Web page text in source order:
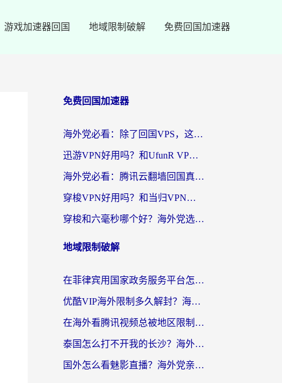
游戏加速器回国 地域限制破解 免费回国加速器
免费回国加速器
海外党必看：除了回国VPS，这样选加速器也能无缝刷国内资源？
迅游VPN好用吗？和UfunR VPN对比哪个回国效果更好？海外党亲测避坑指南
海外党必看：腾讯云翻墙回国真的好用吗？+ 3步选对回国加速器指南
穿梭VPN好用吗？和当归VPN对比哪个回国效果更好？海外党亲测实用指南
穿梭和六毫秒哪个好？海外党选回国加速器的避坑指南，附番茄加速器实测
地域限制破解
在菲律宾用国家政务服务平台怎么把定位修改到中国国内？3步解决+海外看剧听歌全攻略
优酷VIP海外限制多久解封？海外党必看的跨区难题一站式解决指南
在海外看腾讯视频总被地区限制？选对回国加速器，还能解决泰国政务网和蜻蜓FM卡顿问题
泰国怎么打不开我的长沙？海外党追剧看片的破局指南
国外怎么看魅影直播？海外党亲测有效的回国加速指南（附听歌、看央视VIP技巧）